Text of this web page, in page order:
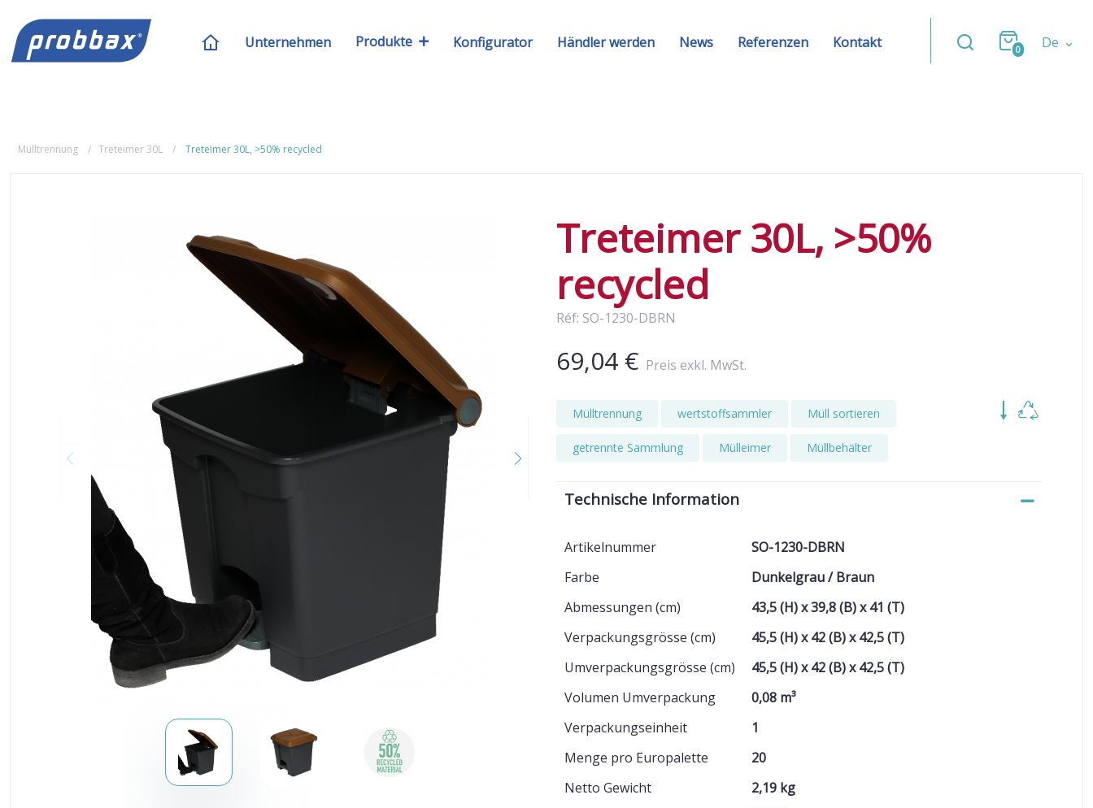
Unternehmen Produkte Konfigurator Händler werden News Referenzen Kontakt 0 De
Mülltrennung Treteimer 30L Treteimer 30L, >50% recycled
Treteimer 30L, >50%
recycled
Réf: SO-1230-DBRN
69,04 € Preis exkl. MwSt.
Mülltrennung wertstoffsammler Müll sortieren
getrennte Sammlung Mülleimer Müllbehälter
Technische Information
Artikelnummer
SO-1230-DBRN
Farbe
Dunkelgrau / Braun
Abmessungen (cm)
43,5 (H) x 39,8 (B) x 41 (T)
Verpackungsgrösse (cm)
45,5 (H) x 42 (B) x 42,5 (T)
Umverpackungsgrösse (cm)
45,5 (H) x 42 (B) x 42,5 (T)
Volumen Umverpackung
0,08 m³
Verpackungseinheit
1
Menge pro Europalette
20
Netto Gewicht
2,19 kg